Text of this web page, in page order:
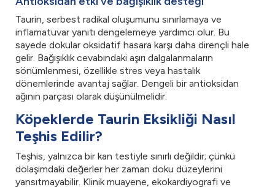
Taurin, serbest radikal oluşumunu sınırlamaya ve
inflamatuvar yanıtı dengelemeye yardımcı olur. Bu
sayede dokular oksidatif hasara karşı daha dirençli hale
gelir. Bağışıklık cevabındaki aşırı dalgalanmaların
sönümlenmesi, özellikle stres veya hastalık
dönemlerinde avantaj sağlar. Dengeli bir antioksidan
ağının parçası olarak düşünülmelidir.
Köpeklerde Taurin Eksikliği Nasıl
Teşhis Edilir?
Teşhis, yalnızca bir kan testiyle sınırlı değildir; çünkü
dolaşımdaki değerler her zaman doku düzeylerini
yansıtmayabilir. Klinik muayene, ekokardiyografi ve